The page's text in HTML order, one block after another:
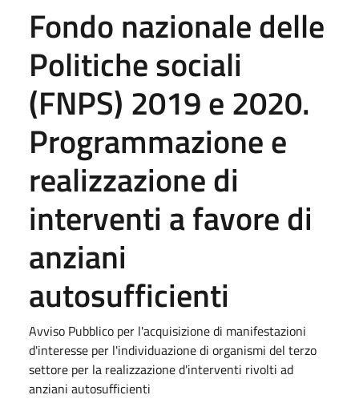
Fondo nazionale delle
Politiche sociali
(FNPS) 2019 e 2020.
Programmazione e
realizzazione di
interventi a favore di
anziani
autosufficienti
Avviso Pubblico per l'acquisizione di manifestazioni
d'interesse per l'individuazione di organismi del terzo
settore per la realizzazione d'interventi rivolti ad
anziani autosufficienti